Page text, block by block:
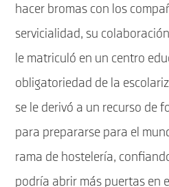
hacer bromas con los
servicialidad, su
le matriculó en un centro
obligatoriedad de la
se le derivó a un recurso de
para prepararse para el
rama de hostelería,
podría abrir más puertas en